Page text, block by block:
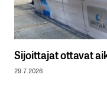
Sijoittajat ottavat
29.7.2026